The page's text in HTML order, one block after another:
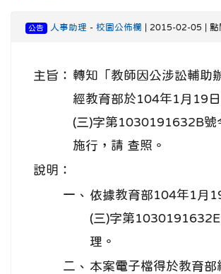
公告 人事助理 - 校園公佈欄 | 2015-02-05 | 點
主旨： 轉知「教師因公涉訟輔助
經教育部於104年1月19
(三)字第1030191632B號
施行，請 查照。
說明：
一、 依據教育部104年1月
(三)字第
理。
二、 本案電子檔得於教育部